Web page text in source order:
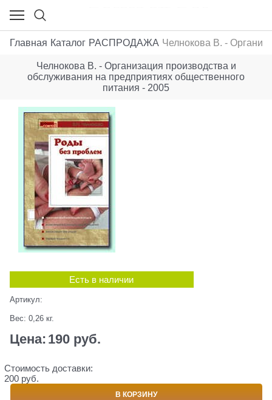
Главная Каталог РАСПРОДАЖА Челнокова В. -
Челнокова В. - Организация производства и
обслуживания на предприятиях общественного
питания - 2005
Есть в наличии
Артикул:
Вес: 0,26 кг.
Цена: 190 руб.
Стоимость доставки:
200 руб.
В КОРЗИНУ